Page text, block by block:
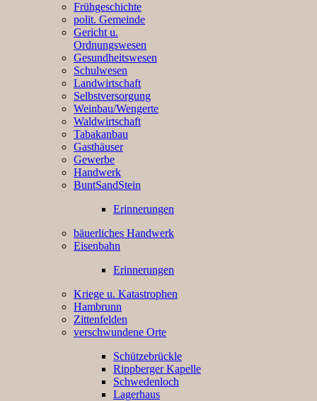
Frühgeschichte
polit. Gemeinde
Gericht u.
Ordnungswesen
Gesundheitswesen
Schulwesen
Landwirtschaft
Selbstversorgung
Weinbau/Wengerte
Waldwirtschaft
Tabakanbau
Gasthäuser
Gewerbe
Handwerk
BuntSandStein
Erinnerungen
bäuerliches Handwerk
Eisenbahn
Erinnerungen
Kriege u. Katastrophen
Hambrunn
Zittenfelden
verschwundene Orte
Schützebrückle
Rippberger Kapelle
Schwedenloch
Lagerhaus